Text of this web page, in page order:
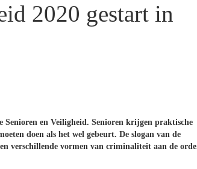
2020 gestart in
Senioren en Veiligheid. Senioren krijgen praktische
doen als het wel gebeurt. De slogan van de
verschillende vormen van criminaliteit aan de